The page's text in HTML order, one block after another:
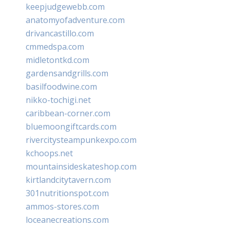
keepjudgewebb.com
anatomyofadventure.com
drivancastillo.com
cmmedspa.com
midletontkd.com
gardensandgrills.com
basilfoodwine.com
nikko-tochigi.net
caribbean-corner.com
bluemoongiftcards.com
rivercitysteampunkexpo.com
kchoops.net
mountainsideskateshop.com
kirtlandcitytavern.com
301nutritionspot.com
ammos-stores.com
loceanecreations.com